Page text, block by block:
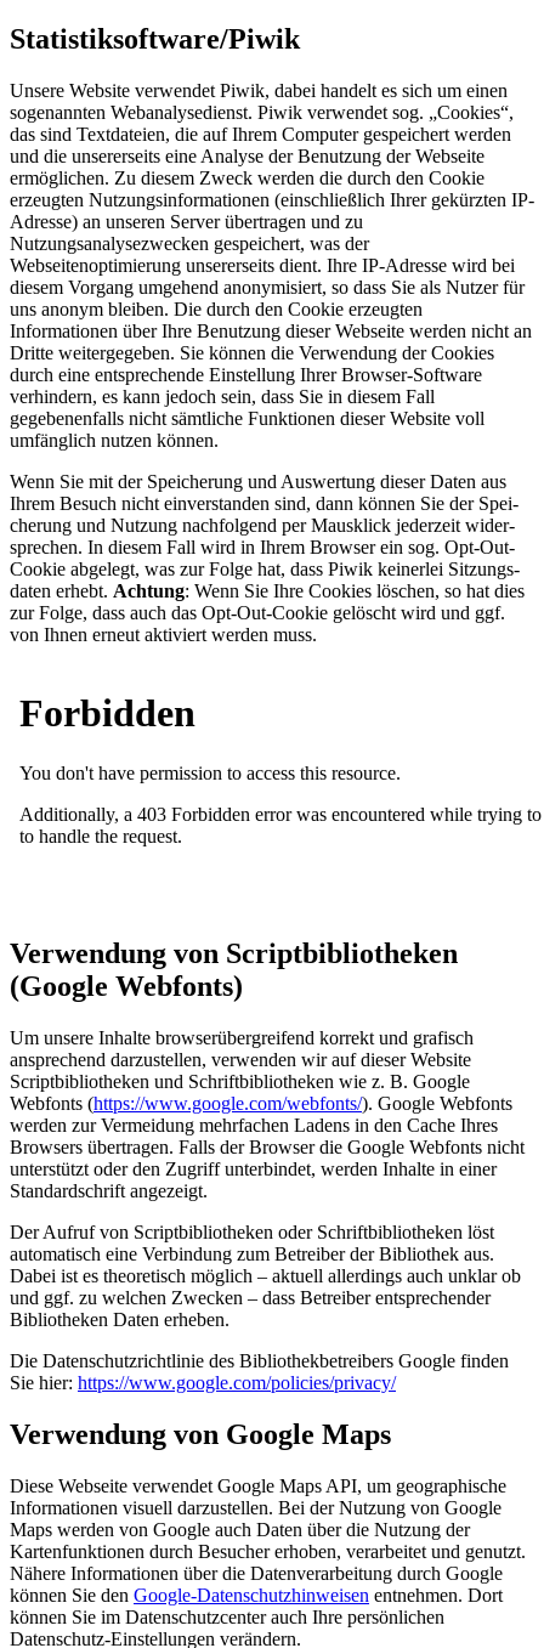
Statistiksoftware/Piwik
Unsere Website verwendet Piwik, dabei handelt es sich um einen
sogenannten Webanalysedienst. Piwik verwendet sog. „Cookies“,
das sind Textdateien, die auf Ihrem Computer gespeichert werden
und die unsererseits eine Analyse der Benutzung der Webseite
ermöglichen. Zu diesem Zweck werden die durch den Cookie
erzeugten Nutzungsinformationen (einschließlich Ihrer gekürzten IP-
Adresse) an unseren Server übertragen und zu
Nutzungsanalysezwecken gespeichert, was der
Webseitenoptimierung unsererseits dient. Ihre IP-Adresse wird bei
diesem Vorgang umge­hend anony­mi­siert, so dass Sie als Nutzer für
uns anonym bleiben. Die durch den Cookie erzeugten
Informationen über Ihre Benutzung dieser Webseite werden nicht an
Dritte weitergegeben. Sie können die Verwendung der Cookies
durch eine entsprechende Einstellung Ihrer Browser-Software
verhindern, es kann jedoch sein, dass Sie in diesem Fall
gegebenenfalls nicht sämtliche Funktionen dieser Website voll
umfänglich nutzen können.
Wenn Sie mit der Spei­che­rung und Aus­wer­tung die­ser Daten aus
Ihrem Besuch nicht ein­ver­stan­den sind, dann kön­nen Sie der Spei­
che­rung und Nut­zung nachfolgend per Maus­klick jederzeit wider­
spre­chen. In diesem Fall wird in Ihrem Browser ein sog. Opt-Out-
Cookie abgelegt, was zur Folge hat, dass Piwik kei­ner­lei Sit­zungs­
da­ten erhebt. Achtung: Wenn Sie Ihre Cookies löschen, so hat dies
zur Folge, dass auch das Opt-Out-Cookie gelöscht wird und ggf.
von Ihnen erneut aktiviert werden muss.
Verwendung von Scriptbibliotheken
(Google Webfonts)
Um unsere Inhalte browserübergreifend korrekt und grafisch
ansprechend darzustellen, verwenden wir auf dieser Website
Scriptbibliotheken und Schriftbibliotheken wie z. B. Google
Webfonts (https://www.google.com/webfonts/). Google Webfonts
werden zur Vermeidung mehrfachen Ladens in den Cache Ihres
Browsers übertragen. Falls der Browser die Google Webfonts nicht
unterstützt oder den Zugriff unterbindet, werden Inhalte in einer
Standardschrift angezeigt.
Der Aufruf von Scriptbibliotheken oder Schriftbibliotheken löst
automatisch eine Verbindung zum Betreiber der Bibliothek aus.
Dabei ist es theoretisch möglich – aktuell allerdings auch unklar ob
und ggf. zu welchen Zwecken – dass Betreiber entsprechender
Bibliotheken Daten erheben.
Die Datenschutzrichtlinie des Bibliothekbetreibers Google finden
Sie hier: https://www.google.com/policies/privacy/
Verwendung von Google Maps
Diese Webseite verwendet Google Maps API, um geographische
Informationen visuell darzustellen. Bei der Nutzung von Google
Maps werden von Google auch Daten über die Nutzung der
Kartenfunktionen durch Besucher erhoben, verarbeitet und genutzt.
Nähere Informationen über die Datenverarbeitung durch Google
können Sie den Google-Datenschutzhinweisen entnehmen. Dort
können Sie im Datenschutzcenter auch Ihre persönlichen
Datenschutz-Einstellungen verändern.